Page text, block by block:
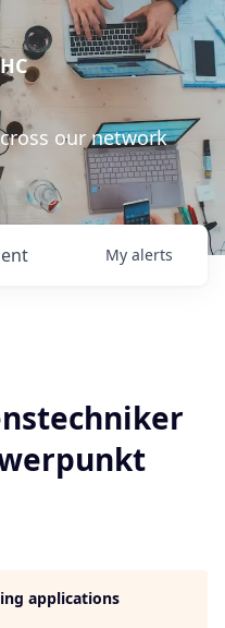
our network
My alerts
applications